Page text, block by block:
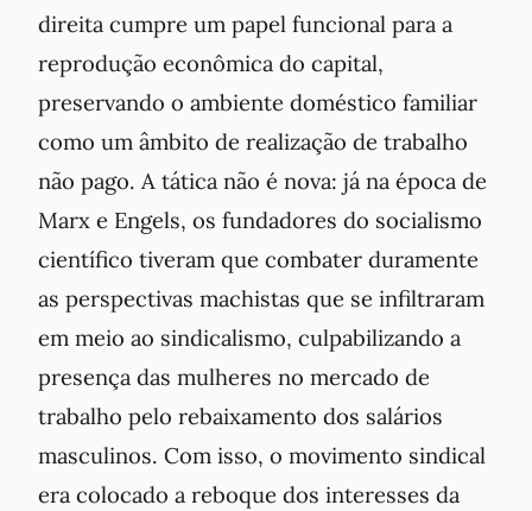
direita cumpre um papel funcional para a
reprodução econômica do capital,
preservando o ambiente doméstico familiar
como um âmbito de realização de trabalho
não pago. A tática não é nova: já na época de
Marx e Engels, os fundadores do socialismo
científico tiveram que combater duramente
as perspectivas machistas que se infiltraram
em meio ao sindicalismo, culpabilizando a
presença das mulheres no mercado de
trabalho pelo rebaixamento dos salários
masculinos. Com isso, o movimento sindical
era colocado a reboque dos interesses da